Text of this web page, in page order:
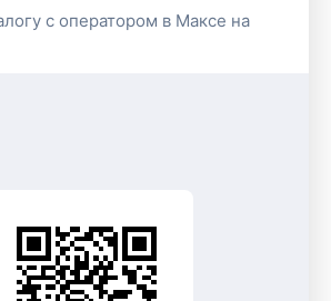
с оператором в Максе на